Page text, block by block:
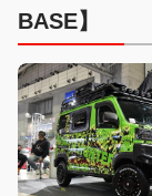
BASE】